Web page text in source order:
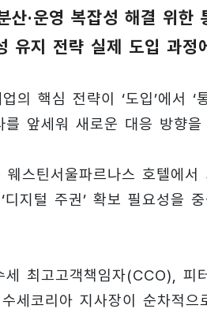
산·운영 복잡성 해결 위한
유지 전략 실제 도입 과정
의 핵심 전략이 ‘도입’에서 ‘
앞세워 새로운 대응 방향을
스틴서울파르나스 호텔에
지털 주권’ 확보 필요성을
최고고객책임자(CCO),
세코리아 지사장이 순차적